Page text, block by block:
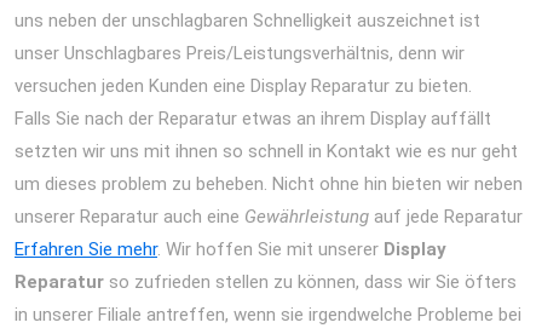
uns neben der unschlagbaren Schnelligkeit auszeichnet ist
unser Unschlagbares Preis/Leistungsverhältnis, denn wir
versuchen jeden Kunden eine Display Reparatur zu bieten.
Falls Sie nach der Reparatur etwas an ihrem Display auffällt
setzten wir uns mit ihnen so schnell in Kontakt wie es nur geht
um dieses problem zu beheben. Nicht ohne hin bieten wir neben
unserer Reparatur auch eine Gewährleistung auf jede Reparatur
Erfahren Sie mehr. Wir hoffen Sie mit unserer Display
Reparatur so zufrieden stellen zu können, dass wir Sie öfters
in unserer Filiale antreffen, wenn sie irgendwelche Probleme bei